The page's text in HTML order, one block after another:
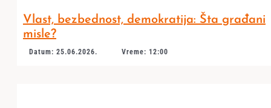
Vlast, bezbednost, demokratija: Šta građani
misle?
Datum: 25.06.2026. Vreme: 12:00